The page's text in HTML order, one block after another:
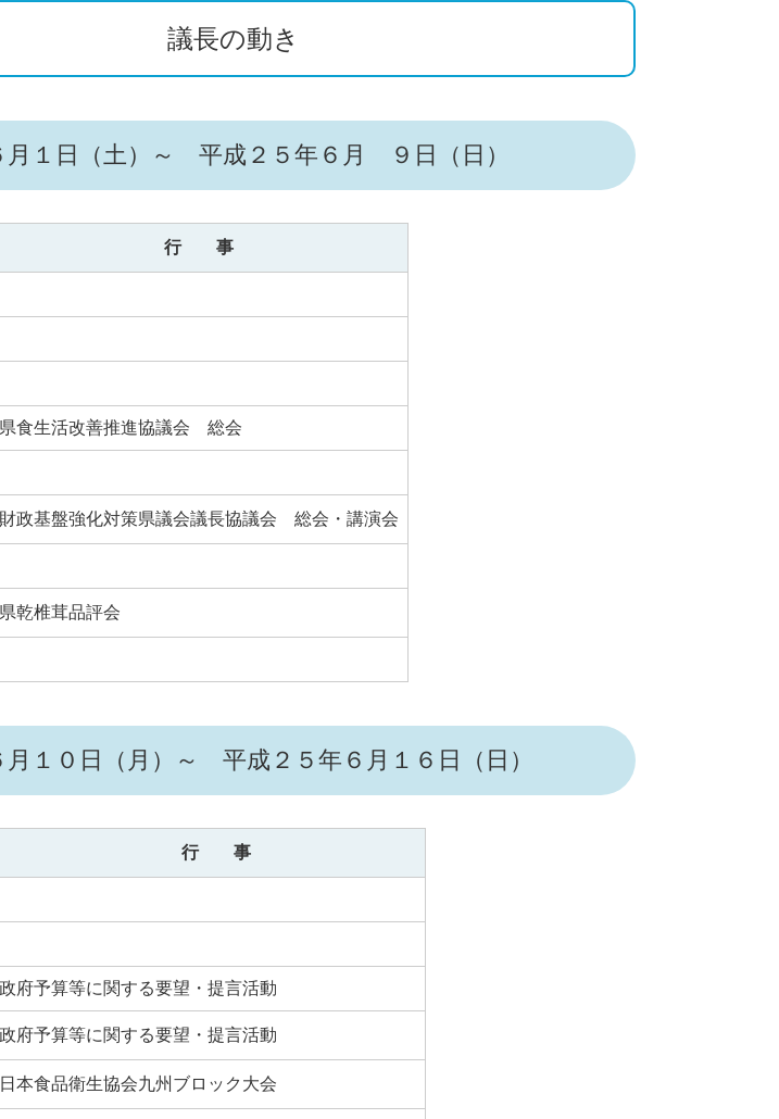
議長の動き
月１日（土）～ 平成２５年６月 ９日（日）
行 事
県食生活改善推進協議会 総会
財政基盤強化対策県議会議長協議会 総会・講演会
県乾椎茸品評会
月１０日（月）～ 平成２５年６月１６日（日）
行 事
政府予算等に関する要望・提言活動
政府予算等に関する要望・提言活動
日本食品衛生協会九州ブロック大会